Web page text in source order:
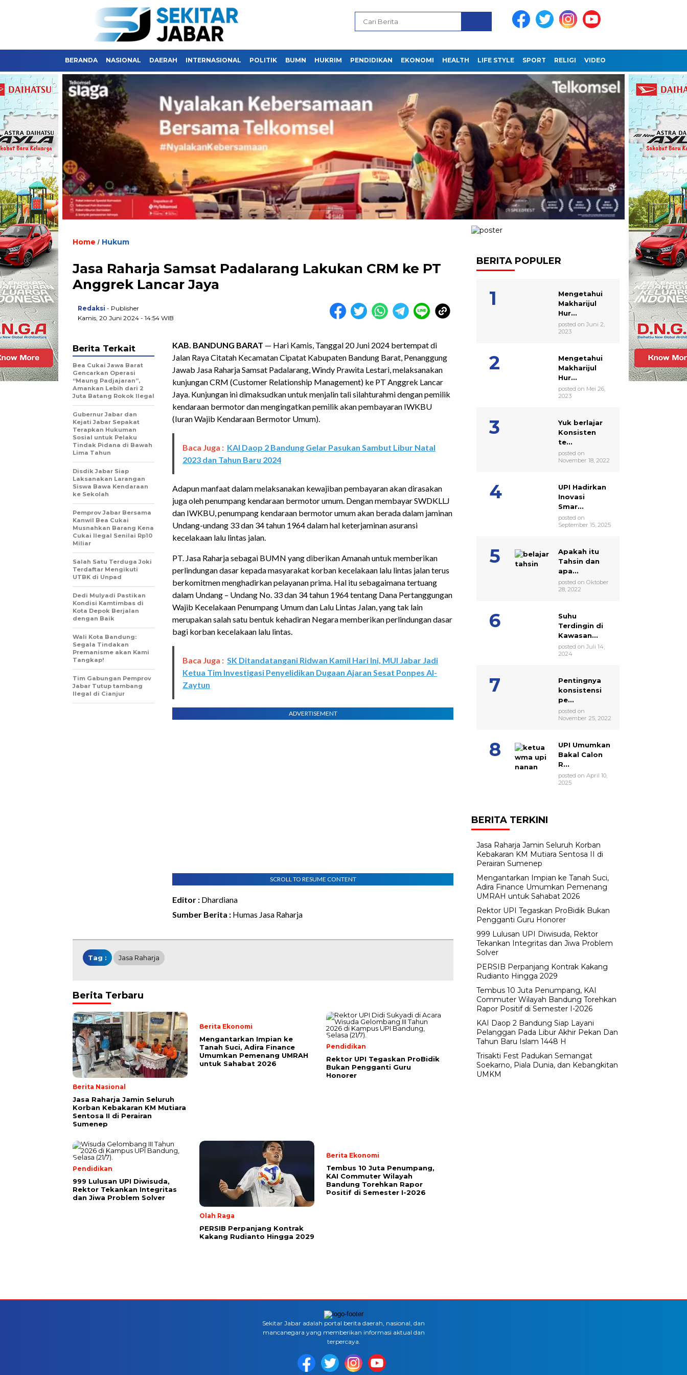
BERANDA NASIONAL DAERAH INTERNASIONAL POLITIK BUMN HUKRIM PENDIDIKAN EKONOMI HEALTH LIFE STYLE SPORT RELIGI VIDEO
Home / Hukum
Jasa Raharja Samsat Padalarang Lakukan CRM ke PT
Anggrek Lancar Jaya
Redaksi - Publisher
Kamis, 20 Juni 2024 - 14:54 WIB
KAB. BANDUNG BARAT — Hari Kamis, Tanggal 20 Juni 2024 bertempat di
Jalan Raya Citatah KecamatanCipatat Kabupaten Bandung Barat, Penanggung
Jawab Jasa RaharjaSamsat Padalarang, Windy Prawita Lestari, melaksanakan
kunjungan CRM (Customer Relationship Management) ke PT Anggrek Lancar
Jaya. Kunjungan ini dimaksudkan untuk menjalin tali silahturahmi dengan pemilik
kendaraan bermotor dan mengingatkan pemilik akan pembayaran IWKBU
(Iuran Wajib Kendaraan Bermotor Umum).
Baca Juga : KAI Daop 2 Bandung Gelar Pasukan Sambut Libur Natal
2023 dan Tahun Baru 2024
Adapun manfaat dalam melaksanakan kewajiban pembayaran akan dirasakan
juga oleh penumpang kendaraan bermotor umum. Dengan membayar SWDKLLJ
dan IWKBU, penumpang kendaraan bermotor umum akan berada dalam jaminan
Undang-undang 33 dan 34 tahun 1964 dalam hal keterjaminan asuransi
kecelakaan lalu lintas jalan.
PT. Jasa Raharja sebagai BUMN yang diberikan Amanah untuk memberikan
perlindungan dasar kepada masyarakat korban kecelakaan lalu lintas jalan terus
berkomitmen menghadirkan pelayanan prima. Hal itu sebagaimana tertuang
dalam Undang – Undang No. 33 dan 34 tahun 1964 tentang Dana Pertanggungan
Wajib Kecelakaan Penumpang Umum dan Lalu Lintas Jalan, yang tak lain
merupakan salah satu bentuk kehadiran Negara memberikan perlindungan dasar
bagi korban kecelakaan lalu lintas.
Baca Juga : SK Ditandatangani Ridwan Kamil Hari Ini, MUI Jabar Jadi
Ketua Tim Investigasi Penyelidikan Dugaan Ajaran Sesat Ponpes Al-
Zaytun
ADVERTISEMENT
SCROLL TO RESUME CONTENT
Editor : Dhardiana
Sumber Berita : Humas Jasa Raharja
Berita Terkait
Bea Cukai Jawa Barat
Gencarkan Operasi
“Maung Padjajaran”,
Amankan Lebih dari 2
Juta Batang Rokok Ilegal
Gubernur Jabar dan
Kejati Jabar Sepakat
Terapkan Hukuman
Sosial untuk Pelaku
Tindak Pidana di Bawah
Lima Tahun
Disdik Jabar Siap
Laksanakan Larangan
Siswa Bawa Kendaraan
ke Sekolah
Pemprov Jabar Bersama
Kanwil Bea Cukai
Musnahkan Barang Kena
Cukai Ilegal Senilai Rp10
Miliar
Salah Satu Terduga Joki
Terdaftar Mengikuti
UTBK di Unpad
Dedi Mulyadi Pastikan
Kondisi Kamtimbas di
Kota Depok Berjalan
dengan Baik
Wali Kota Bandung:
Segala Tindakan
Premanisme akan Kami
Tangkap!
Tim Gabungan Pemprov
Jabar Tutup tambang
Ilegal di Cianjur
Tag : Jasa Raharja
Berita Terbaru
Berita Nasional
Jasa Raharja Jamin Seluruh
Korban Kebakaran KM Mutiara
Sentosa II di Perairan
Sumenep
Berita Ekonomi
Mengantarkan Impian ke
Tanah Suci, Adira Finance
Umumkan Pemenang UMRAH
untuk Sahabat 2026
Pendidikan
Rektor UPI Tegaskan ProBidik
Bukan Pengganti Guru
Honorer
Pendidikan
999 Lulusan UPI Diwisuda,
Rektor Tekankan Integritas
dan Jiwa Problem Solver
Olah Raga
PERSIB Perpanjang Kontrak
Kakang Rudianto Hingga 2029
Berita Ekonomi
Tembus 10 Juta Penumpang,
KAI Commuter Wilayah
Bandung Torehkan Rapor
Positif di Semester I-2026
BERITA POPULER
Mengetahui
Makharijul
Hur...
posted on Juni 2,
2023
Mengetahui
Makharijul
Hur...
posted on Mei 26,
2023
Yuk berlajar
Konsisten
te...
posted on
November 18, 2022
UPI Hadirkan
Inovasi
Smar...
posted on
September 15, 2025
Apakah itu
Tahsin dan
apa...
posted on Oktober
28, 2022
Suhu
Terdingin di
Kawasan...
posted on Juli 14,
2024
Pentingnya
konsistensi
pe...
posted on
November 25, 2022
UPI Umumkan
Bakal Calon
R...
posted on April 10,
2025
BERITA TERKINI
Jasa Raharja Jamin Seluruh Korban
Kebakaran KM Mutiara Sentosa II di
Perairan Sumenep
Mengantarkan Impian ke Tanah Suci,
Adira Finance Umumkan Pemenang
UMRAH untuk Sahabat 2026
Rektor UPI Tegaskan ProBidik Bukan
Pengganti Guru Honorer
999 Lulusan UPI Diwisuda, Rektor
Tekankan Integritas dan Jiwa Problem
Solver
PERSIB Perpanjang Kontrak Kakang
Rudianto Hingga 2029
Tembus 10 Juta Penumpang, KAI
Commuter Wilayah Bandung Torehkan
Rapor Positif di Semester I-2026
KAI Daop 2 Bandung Siap Layani
Pelanggan Pada Libur Akhir Pekan Dan
Tahun Baru Islam 1448 H
Trisakti Fest Padukan Semangat
Soekarno, Piala Dunia, dan Kebangkitan
UMKM
Sekitar Jabar adalah portal berita daerah, nasional, dan
mancanegara yang memberikan informasi aktual dan
terpercaya.